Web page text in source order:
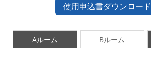
使用申込書ダウンロード
Aルーム Bルーム